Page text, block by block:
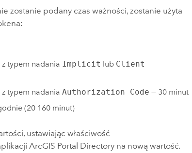
zostanie podany czas ważności, zostanie użyta
typem nadania Implicit lub Client
typem nadania Authorization Code — 30 minut
(20 160 minut)
ustawiając właściwość
ArcGIS Portal Directory na nową wartość.